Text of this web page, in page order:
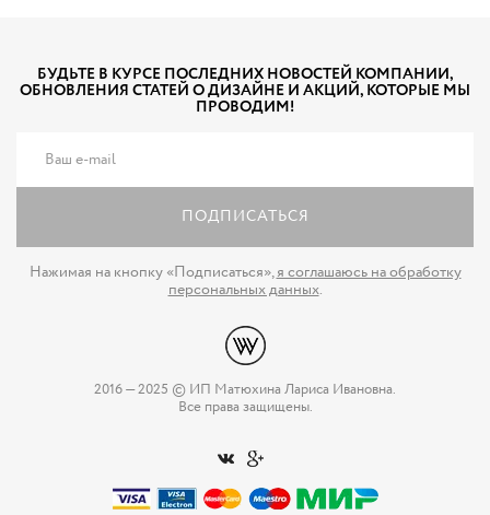
БУДЬТЕ В КУРСЕ ПОСЛЕДНИХ НОВОСТЕЙ КОМПАНИИ,
ОБНОВЛЕНИЯ СТАТЕЙ О ДИЗАЙНЕ И АКЦИЙ, КОТОРЫЕ МЫ
ПРОВОДИМ!
ПОДПИСАТЬСЯ
Нажимая на кнопку «Подписаться»,я соглашаюсь на обработку
персональных данных.
2016 — 2025 © ИП Матюхина Лариса Ивановна.
Все права защищены.